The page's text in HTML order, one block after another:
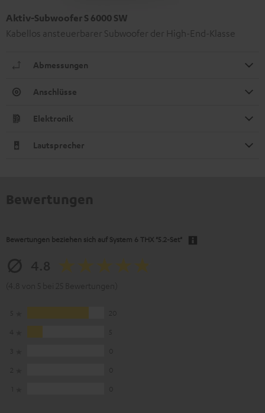
Aktiv-Subwoofer S 6000 SW
Kabellos ansteuerbarer Subwoofer der High-End-Klasse
Abmessungen
Anschlüsse
Elektronik
Lautsprecher
Bewertungen beziehen sich auf System 6 THX "5.2-Set"